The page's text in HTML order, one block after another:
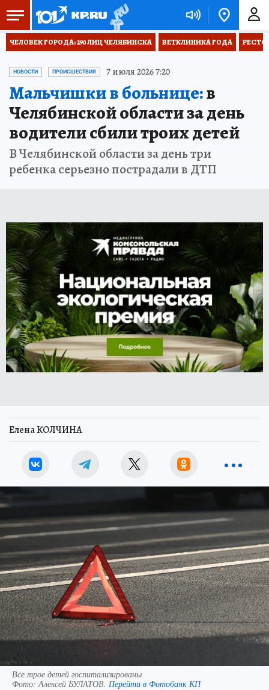
ЧЕЛОВЕК ГОРОДА: 290 ЛИЦ ЧЕЛЯБИНСКА ВЕТКЛИНИКА ГОДА
НОВОСТИ ПРОИСШЕСТВИЯ 7 июля 2026 7:20
Мальчишки в больнице:в
Челябинской области за день
водители сбили троих детей
В Челябинской области за день три
ребенка серьезно пострадали в ДТП
Елена КОЛЧИНА
Все трое детей госпитализированы
Фото: Алексей БУЛАТОВ. Перейти в Фотобанк КП